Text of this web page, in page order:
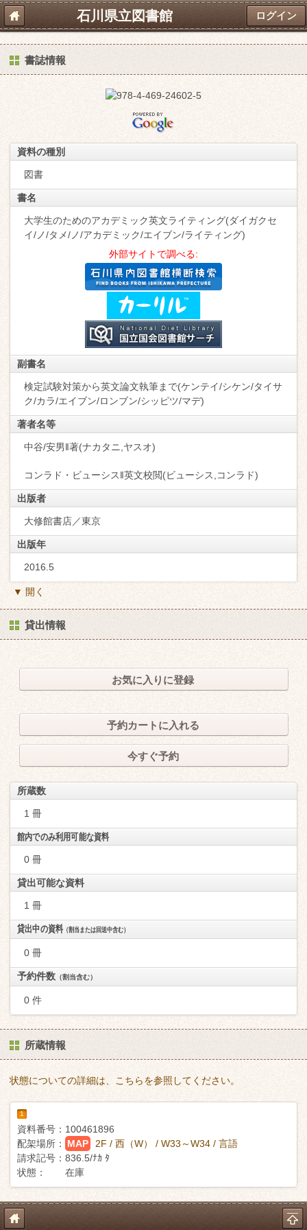
石川県立図書館 ログイン
書誌情報
資料の種別
図書
書名
大学生のためのアカデミック英文ライティング(ダイガクセ
イ/ノ/タメ/ノ/アカデミック/エイブン/ライティング)
外部サイトで調べる:
副書名
検定試験対策から英文論文執筆まで(ケンテイ/シケン/タイサ
ク/カラ/エイブン/ロンブン/シッピツ/マデ)
著者名等
中谷/安男‖著(ナカタニ,ヤスオ)
コンラド・ビューシス‖英文校閲(ビューシス,コンラド)
出版者
大修館書店／東京
出版年
2016.5
▼ 開く
貸出情報
お気に入りに登録
予約カートに入れる
今すぐ予約
所蔵数
1 冊
館内でのみ利用可能な資料
0 冊
貸出可能な資料
1 冊
貸出中の資料（割当または回送中含む）
0 冊
予約件数 （割当含む）
0 件
所蔵情報
状態についての詳細は、こちらを参照してください。
1
資料番号： 100461896
配架場所：
MAP
2F / 西（W） / W33～W34 / 言語
請求記号： 836.5/ﾅｶ ﾀ
状態：
在庫